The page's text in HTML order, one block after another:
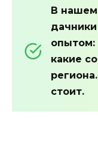
В нашем
опытом:
какие
стоит.